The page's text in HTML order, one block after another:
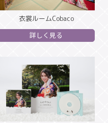
衣裳ルームCobaco
詳しく見る